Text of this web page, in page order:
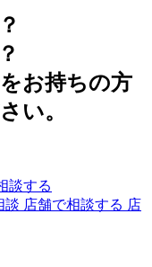
お持ちの方
い。
談する
談 店舗で相談する 店